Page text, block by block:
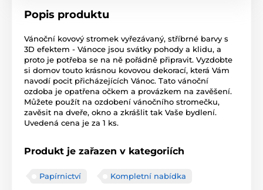
Popis produktu
Vánoční kovový stromek vyřezávaný, stříbrné barvy s
3D efektem - Vánoce jsou svátky pohody a klidu, a
proto je potřeba se na ně pořádně připravit. Vyzdobte
si domov touto krásnou kovovou dekorací, která Vám
navodí pocit přicházejících Vánoc. Tato vánoční
ozdoba je opatřena očkem a provázkem na zavěšení.
Můžete použít na ozdobení vánočního stromečku,
zavěsit na dveře, okno a zkrášlit tak Vaše bydlení.
Uvedená cena je za 1 ks.
Produkt je zařazen v kategoriích
Papírnictví Kompletní nabídka